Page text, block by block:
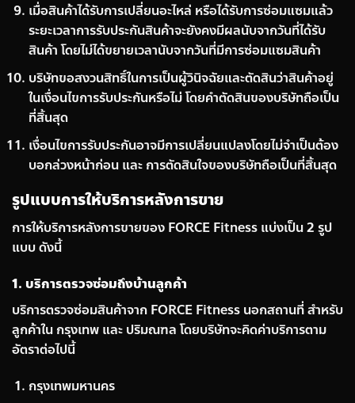
เมื่อสินค้าได้รับการเปลี่ยนอะไหล่ หรือได้รับการซ่อมแซมแล้ว
ระยะเวลาการรับประกันสินค้าจะยังคงมีผลนับจากวันที่ได้รับ
สินค้า โดยไม่ได้ขยายเวลานับจากวันที่มีการซ่อมแซมสินค้า
บริษัทขอสงวนสิทธิ์ในการเป็นผู้วินิจฉัยและตัดสินว่าสินค้าอยู่
ในเงื่อนไขการรับประกันหรือไม่ โดยคำตัดสินของบริษัทถือเป็น
ที่สิ้นสุด
เงื่อนไขการรับประกันอาจมีการเปลี่ยนแปลงโดยไม่จำเป็นต้อง
บอกล่วงหน้าก่อน และ การตัดสินใจของบริษัทถือเป็นที่สิ้นสุด
รูปแบบการให้บริการหลังการขาย
การให้บริการหลังการขายของ FORCE Fitness แบ่งเป็น 2 รูป
แบบ ดังนี้
1. บริการตรวจซ่อมถึงบ้านลูกค้า
บริการตรวจซ่อมสินค้าจาก FORCE Fitness นอกสถานที่ สำหรับ
ลูกค้าใน กรุงเทพ และ ปริมณฑล โดยบริษัทจะคิดค่าบริการตาม
อัตราต่อไปนี้
กรุงเทพมหานคร